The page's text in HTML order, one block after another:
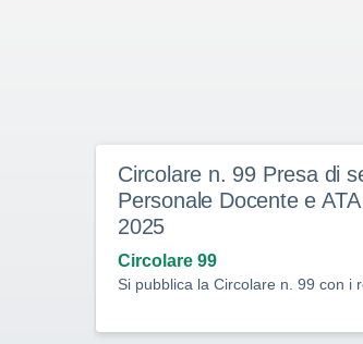
Circolare n. 99 Presa di
Personale Docente e
2025
Circolare 99
Si pubblica la Circolare n. 99 con i